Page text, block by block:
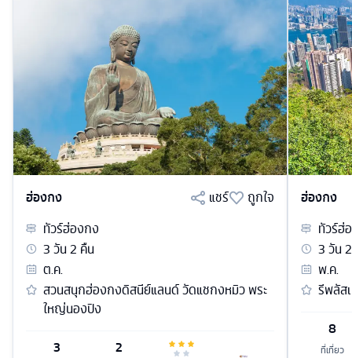
ฮ่องกง แชร์
ถูกใจ
ทัวร์ฮ่องกง
3วัน2 คืน
ต.ค.
สวนสนุกฮ่องกงดิสนีย์แลนด์ วัดแชกงหมิว พระ
ใหญ่นองปิง
3
2
ฮ่องกง
ทัวร์ฮ่
3วัน2
พ.ค.
รีพลัส
8
ที่เที่ยว